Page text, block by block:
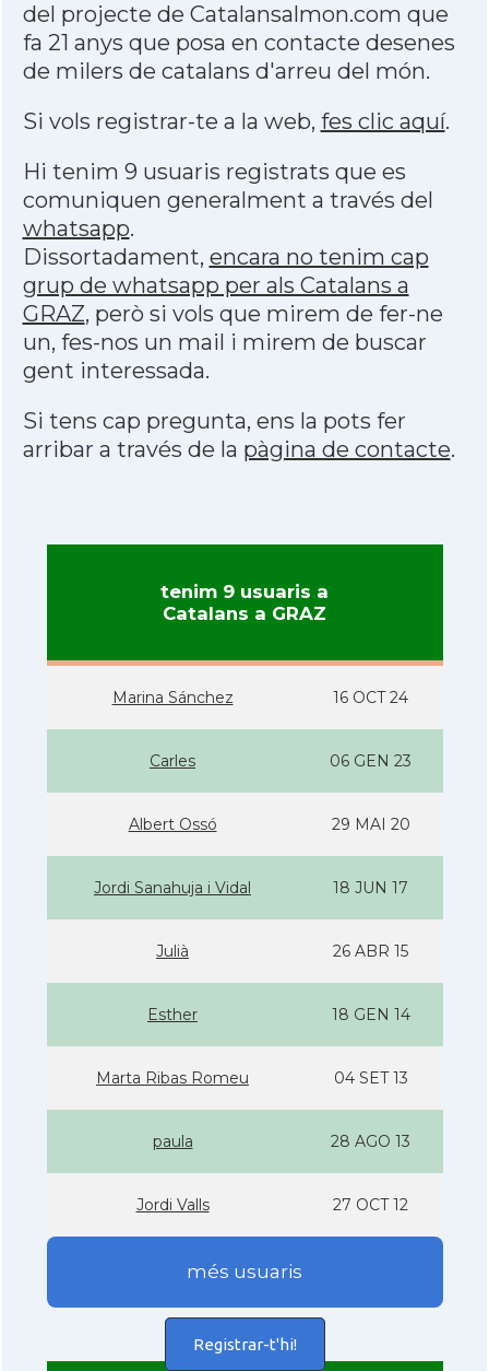
del projecte de Catalansalmon.com que
fa 21 anys que posa en contacte desenes
de milers de catalans d'arreu del món.
Si vols registrar-te a la web, fes clic aquí.
Hi tenim 9 usuaris registrats que es
comuniquen generalment a través del
whatsapp.
Dissortadament, encara no tenim cap
grup de whatsapp per als Catalans a
GRAZ, però si vols que mirem de fer-ne
un, fes-nos un mail i mirem de buscar
gent interessada.
Si tens cap pregunta, ens la pots fer
arribar a través de la pàgina de contacte.
tenim 9 usuaris a
Catalans a GRAZ
Marina Sánchez 16 OCT 24
Carles 06 GEN 23
Albert Ossó 29 MAI 20
Jordi Sanahuja i Vidal 18 JUN 17
Julià 26 ABR 15
Esther 18 GEN 14
Marta Ribas Romeu 04 SET 13
paula 28 AGO 13
Jordi Valls 27 OCT 12
més usuaris
Registrar-t'hi!